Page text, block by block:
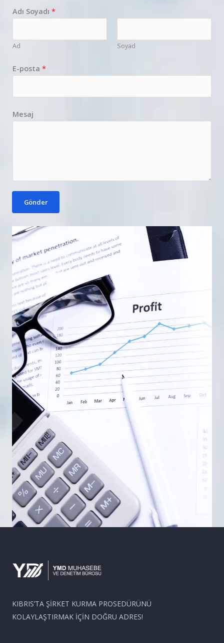
Adı Soyadı *
Ad Soyad
E-posta *
Mesaj
Gönder
KIBRIS’TA ŞİRKET KURMA PROSEDÜRÜNÜ
KOLAYLAŞTIRMAK İÇİN DOĞRU ADRES!